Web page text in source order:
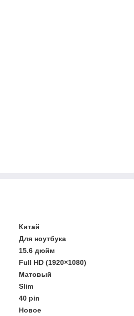
Китай
Для ноутбука
15.6 дюйм
Full HD (1920×1080)
Матовый
Slim
40 pin
Новое